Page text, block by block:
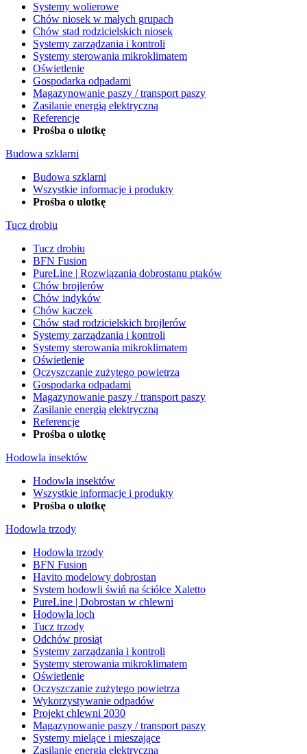
Systemy wolierowe
Chów niosek w małych grupach
Chów stad rodzicielskich niosek
Systemy zarządzania i kontroli
Systemy sterowania mikroklimatem
Oświetlenie
Gospodarka odpadami
Magazynowanie paszy / transport paszy
Zasilanie energią elektryczną
Referencje
Prośba o ulotkę
Budowa szklarni
Budowa szklarni
Wszystkie informacje i produkty
Prośba o ulotkę
Tucz drobiu
Tucz drobiu
BFN Fusion
PureLine | Rozwiązania dobrostanu ptaków
Chów brojlerów
Chów indyków
Chów kaczek
Chów stad rodzicielskich brojlerów
Systemy zarządzania i kontroli
Systemy sterowania mikroklimatem
Oświetlenie
Oczyszczanie zużytego powietrza
Gospodarka odpadami
Magazynowanie paszy / transport paszy
Zasilanie energią elektryczną
Referencje
Prośba o ulotkę
Hodowla insektów
Hodowla insektów
Wszystkie informacje i produkty
Prośba o ulotkę
Hodowla trzody
Hodowla trzody
BFN Fusion
Havito modelowy dobrostan
System hodowli świń na ściółce Xaletto
PureLine | Dobrostan w chlewni
Hodowla loch
Tucz trzody
Odchów prosiąt
Systemy zarządzania i kontroli
Systemy sterowania mikroklimatem
Oświetlenie
Oczyszczanie zużytego powietrza
Wykorzystywanie odpadów
Projekt chlewni 2030
Magazynowanie paszy / transport paszy
Systemy mielące i mieszające
Zasilanie energią elektryczną